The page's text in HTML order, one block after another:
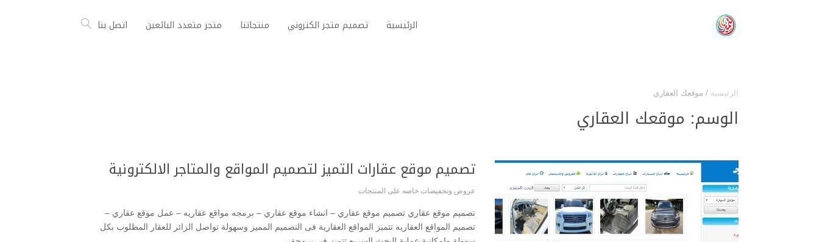
الرئيسية تصميم متجر الكتروني منتجاتنا متجر متعدد البائعين اتصل بنا
الرئيسية / موقعك العقاري
الوسم: موقعك العقاري
تصميم موقع عقارات التميز لتصميم المواقع والمتاجر الالكترونية
عروض وتخفيضات خاصه على المنتجات
تصميم موقع عقاري تصميم موقع عقاري – انشاء موقع عقاري – برمجه مواقع عقاريه – عمل موقع عقاري –
تصميم المواقع العقاريه تتميز المواقع العقارية فى التصميم المميز وسهولة تواصل الزائر للعقار المطلوب بكل